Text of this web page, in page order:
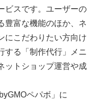
ビスです。ユーザーの
豊富な機能のほか、ネ
にこだわりたい方向け
する「制作代行」メニ
ットショップ運営や成
ペパボ」に